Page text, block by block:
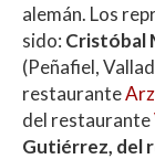
alemán. Los
sido: Cristóbal
(Peñafiel,
restaurante
del restaurante
Gutiérrez, del